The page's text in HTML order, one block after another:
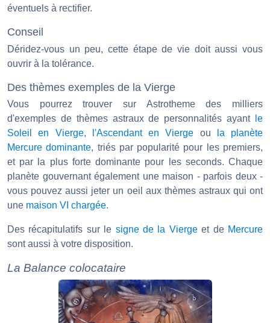
éventuels à rectifier.
Conseil
Déridez-vous un peu, cette étape de vie doit aussi vous
ouvrir à la tolérance.
Des thèmes exemples de la Vierge
Vous pourrez trouver sur Astrotheme des milliers
d'exemples de thèmes astraux de personnalités ayant
le
Soleil en Vierge, l'Ascendant en Vierge ou
la planète
Mercure dominante, triés par popularité pour les premiers,
et par la plus forte dominante pour les seconds. Chaque
planète gouvernant également une maison - parfois deux -
vous pouvez aussi jeter un oeil aux thèmes astraux qui ont
une maison VI chargée.
Des récapitulatifs sur le signe de la Viergeet de Mercure
sont aussi à votre disposition.
La Balance colocataire